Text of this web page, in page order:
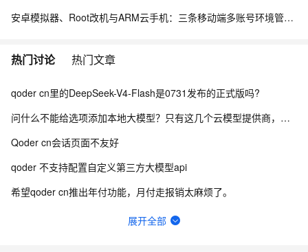
安卓模拟器、Root改机与ARM云手机：三条移动端多账号环境管理路径的工程实测手记
热门讨论 热门文章
qoder cn里的DeepSeek-V4-Flash是0731发布的正式版吗?
问什么不能给选项添加本地大模型？只有这几个云模型提供商，其他家都可以。你这样闭关锁国是没用的知道么？
Qoder cn会话页面不友好
qoder 不支持配置自定义第三方大模型api
希望qoder cn推出年付功能，月付走报销太麻烦了。
展开全部